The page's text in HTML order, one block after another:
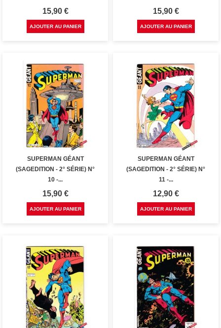
Prix
15,90 €
AJOUTER AU PANIER
Prix
15,90 €
AJOUTER AU PANIER
SUPERMAN GÉANT
(SAGEDITION - 2° SÉRIE) N°
10 -...
Prix
15,90 €
AJOUTER AU PANIER
SUPERMAN GÉANT
(SAGEDITION - 2° SÉRIE) N°
11 -...
Prix
12,90 €
AJOUTER AU PANIER